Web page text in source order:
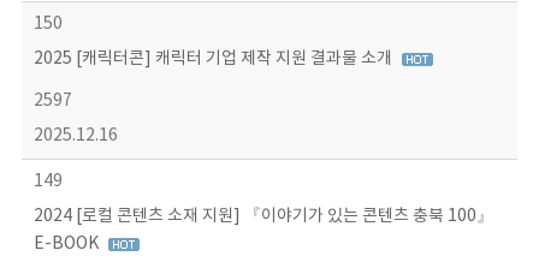
150
2025 [캐릭터콘] 캐릭터 기업 제작 지원 결과물 소개
2597
2025.12.16
149
2024 [로컬 콘텐츠 소재 지원] 『이야기가 있는 콘텐츠 충북 100』
E-BOOK